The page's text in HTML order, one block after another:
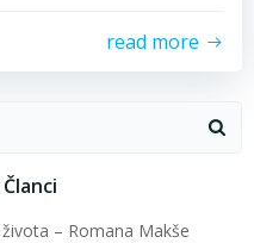
read more
– Romana Makše